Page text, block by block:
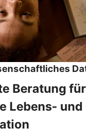
Beratung
Lebens- und